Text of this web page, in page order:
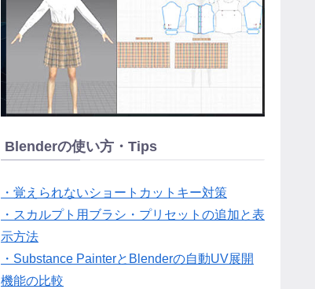
Blenderの使い方・Tips
・覚えられないショートカットキー対策
・スカルプト用ブラシ・プリセットの追加と表
示方法
・Substance PainterとBlenderの自動UV展開
機能の比較